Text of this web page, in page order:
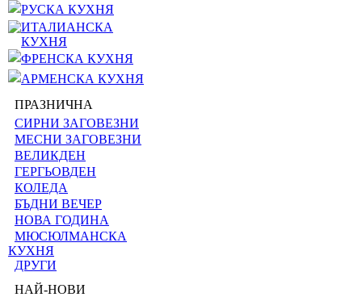
РУСКА КУХНЯ
ИТАЛИАНСКА
КУХНЯ
ФРЕНСКА КУХНЯ
АРМЕНСКА КУХНЯ
ПРАЗНИЧНА
СИРНИ ЗАГОВЕЗНИ
МЕСНИ ЗАГОВЕЗНИ
ВЕЛИКДЕН
ГЕРГЬОВДЕН
КОЛЕДА
БЪДНИ ВЕЧЕР
НОВА ГОДИНА
МЮСЮЛМАНСКА
КУХНЯ
ДРУГИ
НАЙ-НОВИ